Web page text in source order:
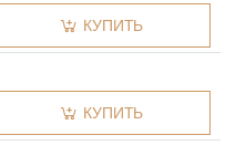
КУПИТЬ
КУПИТЬ